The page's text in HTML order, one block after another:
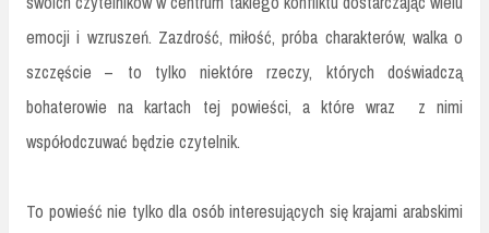
emocji i wzruszeń. Zazdrość, miłość, próba charakterów, walka o
szczęście – to tylko niektóre rzeczy, których doświadczą
bohaterowie na kartach tej powieści, a które wraz
z nimi
współodczuwać będzie czytelnik.
To powieść nie tylko dla osób interesujących się krajami arabskimi